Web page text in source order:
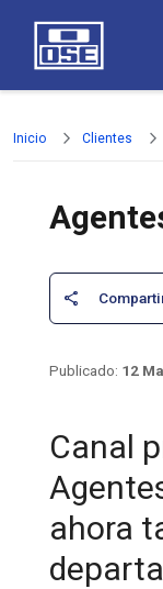
Inicio Clientes
12
Canal
ahora